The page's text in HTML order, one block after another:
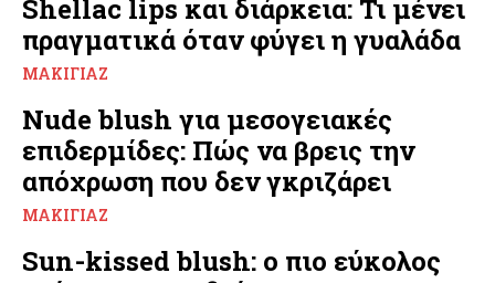
Shellac lips και διάρκεια: Τι μένει
πραγματικά όταν φύγει η γυαλάδα
ΜΑΚΙΓΙΆΖ
Nude blush για μεσογειακές
επιδερμίδες: Πώς να βρεις την
απόχρωση που δεν γκριζάρει
ΜΑΚΙΓΙΆΖ
Sun-kissed blush: ο πιο εύκολος